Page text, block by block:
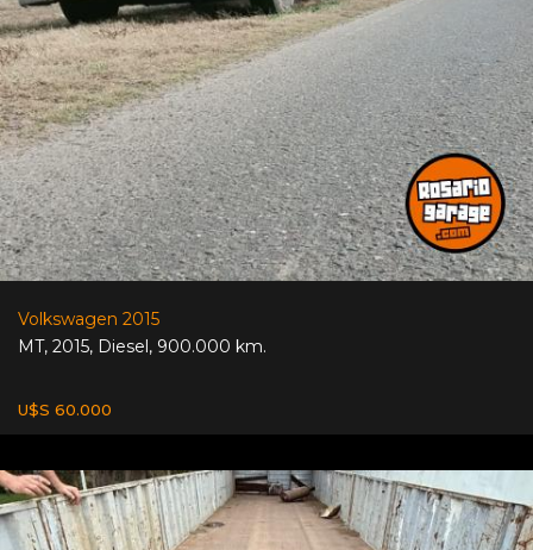
Volkswagen 2015
MT, 2015, Diesel, 900.000 km.
U$S 60.000